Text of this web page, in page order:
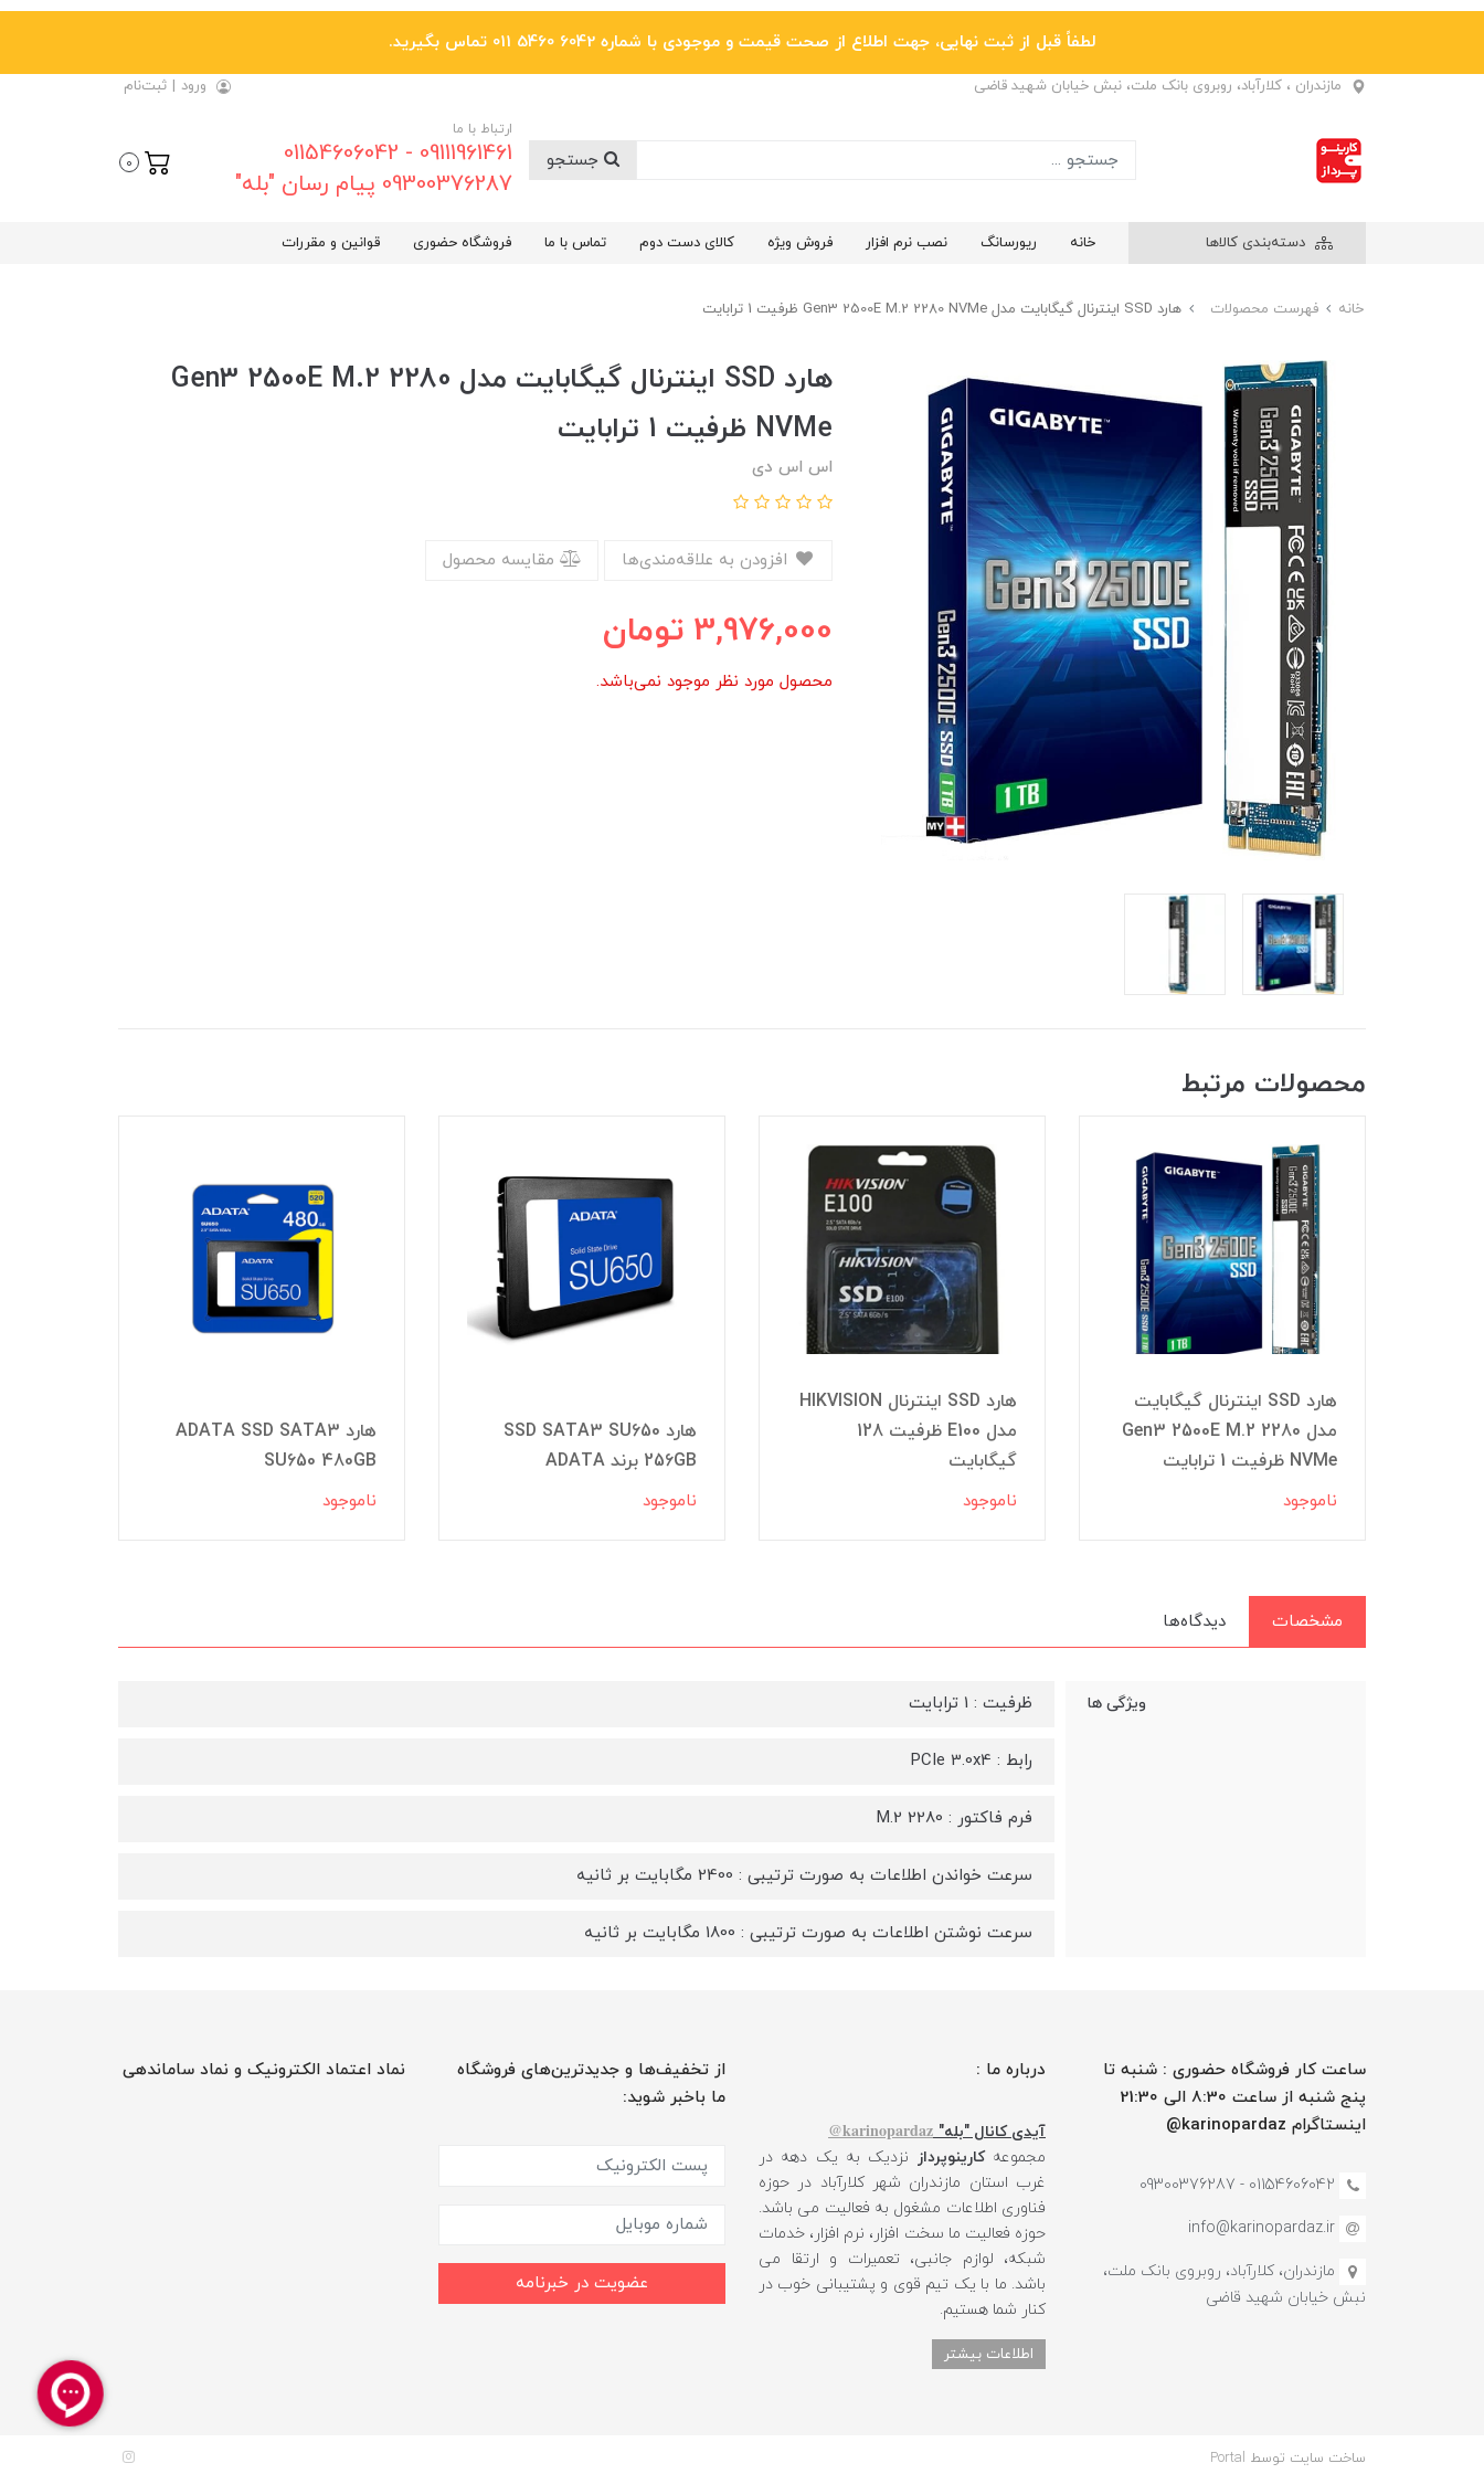
لطفاً قبل از ثبت نهایی، جهت اطلاع از صحت قیمت و موجودی با شماره 6042 5460 011 تماس بگیرید.
مازندران ، کلارآباد، روبروی بانک ملت، نبش خیابان شهید قاضی ورود | ثبت‌نام
ارتباط با ما
09111961461 - 01154606042
09300376287 پیام رسان "بله"
0
دسته‌بندی کالاها خانه ریورسانگ نصب نرم افزار فروش ویژه کالای دست دوم تماس با ما فروشگاه حضوری قوانین و مقررات
خانه فهرست محصولات هارد SSD اینترنال گیگابایت مدل Gen3 2500E M.2 2280 NVMe ظرفیت 1 ترابایت
هارد SSD اینترنال گیگابایت مدل Gen3 2500E M.2 2280
NVMe ظرفیت 1 ترابایت
اس اس دی
مقایسه محصول
3,976,000 تومان
محصول مورد نظر موجود نمی‌باشد.
محصولات مرتبط
هارد SSD اینترنال گیگابایت
مدل Gen3 2500E M.2 2280
NVMe ظرفیت 1 ترابایت
ناموجود
هارد SSD اینترنال HIKVISION
مدل E100 ظرفیت 128
گیگابایت
ناموجود
هارد SSD SATA3 SU650
256GB برند ADATA
ناموجود
هارد ADATA SSD SATA3
SU650 480GB
ناموجود
مشخصات دیدگاه‌ها
ویژگی ها ظرفیت : 1 ترابایت
رابط : PCIe 3.0x4
فرم فاکتور : M.2 2280
سرعت خواندن اطلاعات به صورت ترتیبی : 2400 مگابایت بر ثانیه
سرعت نوشتن اطلاعات به صورت ترتیبی : 1800 مگابایت بر ثانیه
ساعت کار فروشگاه حضوری : شنبه تا
پنج شنبه از ساعت 8:30 الی 21:30
اینستاگرام karinopardaz@
01154606042 - 09300376287
info@karinopardaz.ir
مازندران، کلارآباد، روبروی بانک ملت،
نبش خیابان شهید قاضی
درباره ما :
آیدی کانال "بله" karinopardaz@
مجموعهکارینوپرداز نزدیک به یک دهه در
غرب استان مازندران شهر کلارآباد در حوزه
فناوری اطلاعات مشغول به فعالیت می باشد.
حوزه فعالیت ما سخت افزار، نرم افزار، خدمات
شبکه، لوازم جانبی، تعمیرات و ارتقا می
باشد. ما با یک تیم قوی و پشتیبانی خوب در
کنار شما هستیم.
اطلاعات بیشتر
از تخفیف‌ها و جدیدترین‌های فروشگاه
ما باخبر شوید:
عضویت در خبرنامه
نماد اعتماد الکترونیک و نماد ساماندهی
ساخت سایت توسط Portal